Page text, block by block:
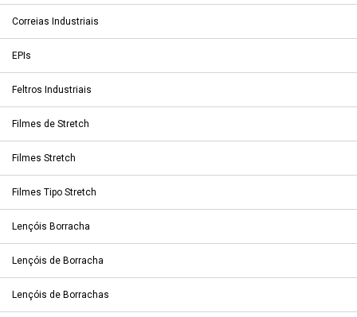
Correias Industriais
EPIs
Feltros Industriais
Filmes de Stretch
Filmes Stretch
Filmes Tipo Stretch
Lençóis Borracha
Lençóis de Borracha
Lençóis de Borrachas